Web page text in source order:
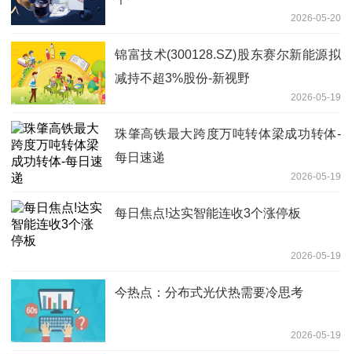
2026-05-20
锦富技术(300128.SZ)股东赛尔新能源拟
减持不超3%股份-新视野
2026-05-19
珠肇高铁最大跨度万吨转体梁成功转体-
每日速递
2026-05-19
每日焦点!达实智能连收3个涨停板
2026-05-19
今热点：分布式光伏热需要冷思考
2026-05-19